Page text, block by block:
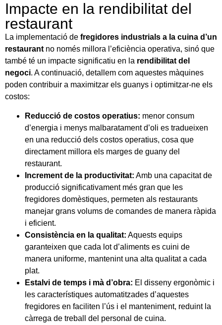
Impacte en la rendibilitat del
restaurant
La implementació de fregidores industrials a la cuina d’un
restaurant no només millora l’eficiència operativa, sinó que
també té un impacte significatiu en la rendibilitat del
negoci. A continuació, detallem com aquestes màquines
poden contribuir a maximitzar els guanys i optimitzar-ne els
costos:
Reducció de costos operatius: menor consum
d’energia i menys malbaratament d’oli es tradueixen
en una reducció dels costos operatius, cosa que
directament millora els marges de guany del
restaurant.
Increment de la productivitat: Amb una capacitat de
producció significativament més gran que les
fregidores domèstiques, permeten als restaurants
manejar grans volums de comandes de manera ràpida
i eficient.
Consistència en la qualitat: Aquests equips
garanteixen que cada lot d’aliments es cuini de
manera uniforme, mantenint una alta qualitat a cada
plat.
Estalvi de temps i mà d’obra: El disseny ergonòmic i
les característiques automatitzades d’aquestes
fregidores en faciliten l’ús i el manteniment, reduint la
càrrega de treball del personal de cuina.